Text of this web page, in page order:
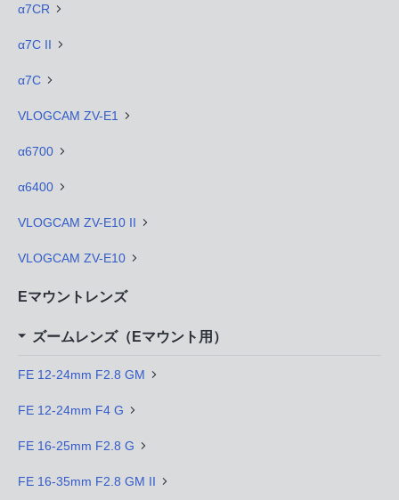
α7CR
α7C II
α7C
VLOGCAM ZV-E1
α6700
α6400
VLOGCAM ZV-E10 II
VLOGCAM ZV-E10
Eマウントレンズ
ズームレンズ（Eマウント用）
FE 12-24mm F2.8 GM
FE 12-24mm F4 G
FE 16-25mm F2.8 G
FE 16-35mm F2.8 GM II